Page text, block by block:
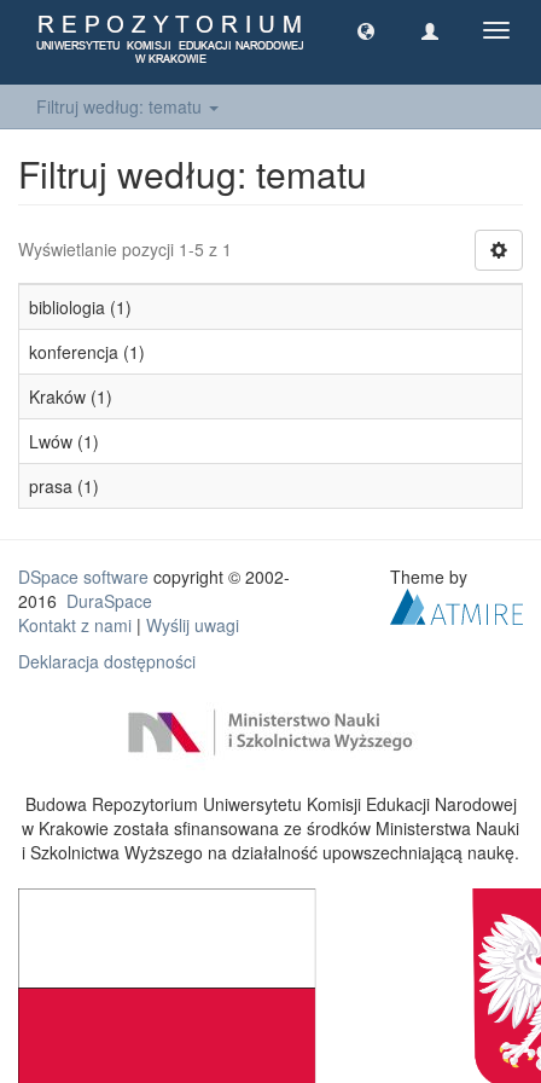
Filtruj według: tematu
Filtruj według: tematu
Wyświetlanie pozycji 1-5 z 1
bibliologia (1)
konferencja (1)
Kraków (1)
Lwów (1)
prasa (1)
DSpace software copyright © 2002-
2016 DuraSpace
Kontakt z nami | Wyślij uwagi
Deklaracja dostępności
Theme by
Budowa Repozytorium Uniwersytetu Komisji Edukacji Narodowej
w Krakowie została sfinansowana ze środków Ministerstwa Nauki
i Szkolnictwa Wyższego na działalność upowszechniającą naukę.